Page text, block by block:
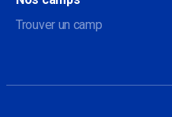
Trouver un camp